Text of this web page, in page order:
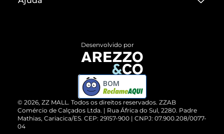
Termos de Uso
ZZ MALL é confiável
Cartão Presente
Vendas Corporativas
Devolução do Produto
Compre pelo WhatsApp
© 2026, ZZ MALL. Todos os direitos reservados. ZZAB
Comércio de Calçados Ltda. | Rua África do Sul, 2280. Padre
Mathias, Cariacica/ES. CEP: 29157-900 | CNPJ: 07.900.208/0077-
04
Desenvolvido por
BOM